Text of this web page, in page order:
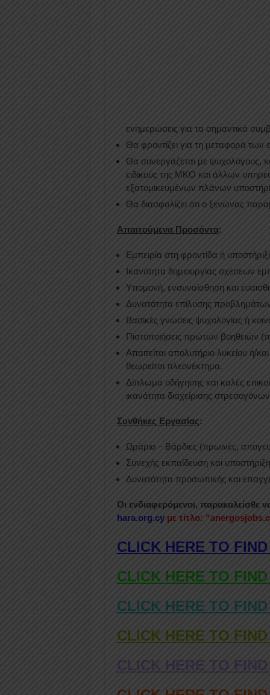
ενημερώσεις για τα σημαντικά
Θα φροντίζει για τη μεταφορά των
Θα συνεργάζεται με ψυχολόγους,
ειδικούς της ΜΚΟ και άλλων
εξατομικευμένων πλάνων
Θα διασφαλίζει ότι ο ξενώνας
Απαιτούμενα Προσόντα:
Εμπειρία στη φροντίδα ή
Ικανότητα δημιουργίας σχέσεων
Υπομονή, ενσυναίσθηση και
Δυνατότητα επίλυσης προβλημάτων
Βασικές γνώσεις ψυχολογίας ή
Πιστοποιήσεις πρώτων βοηθειών
Απαιτείται απολυτήριο λυκείου ή/
θεωρείται πλεονέκτημα.
Δίπλωμα οδήγησης και καλές
ικανότητα διαχείρισης
Συνθήκες Εργασίας:
Ωράριο – Βάρδιες (πρωινές,
Συνεχής εκπαίδευση και
Δυνατότητα προσωπικής και
Οι ενδιαφερόμενοι, παρακαλείσθε
hara.org.cy με τίτλο:
CLICK HERE TO
CLICK HERE TO
CLICK HERE TO
CLICK HERE TO
CLICK HERE TO